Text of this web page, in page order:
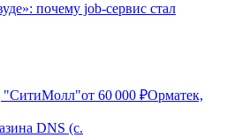
почему job-сервис стал
"СитиМолл"от 60 000 ₽Орматек,
DNS (с.